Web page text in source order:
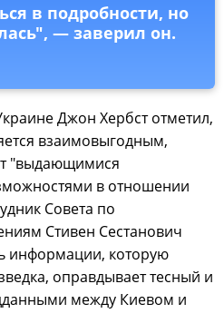
в подробности, но
— заверил он.
Джон Хербст отметил,
взаимовыгодным,
"выдающимися
в отношении
Совета по
Стивен Сестанович
информации, которую
оправдывает тесный и
между Киевом и